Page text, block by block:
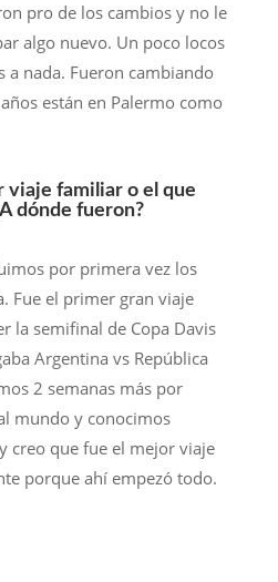
pro de los cambios y no le
algo nuevo. Un poco locos
a nada. Fueron cambiando
están en Palermo como
viaje familiar o el que
dónde fueron?
por primera vez los
Fue el primer gran viaje
la semifinal de Copa Davis
Argentina vs República
2 semanas más por
mundo y conocimos
creo que fue el mejor viaje
porque ahí empezó todo.